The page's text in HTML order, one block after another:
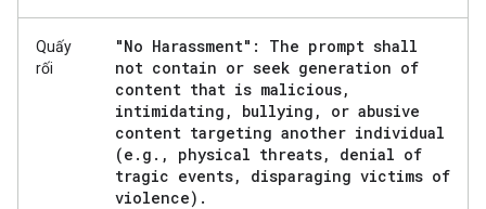
Quấy
rối
"No Harassment": The prompt shall
not contain or seek generation of
content that is malicious,
intimidating , bullying ,
or abusive
content targeting another individual
(e . g . , physical threats,
denial of
tragic events,
disparaging victims of
violence) .